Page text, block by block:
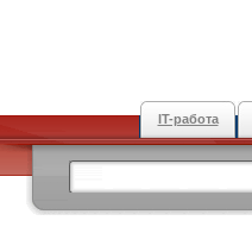
IT-работа